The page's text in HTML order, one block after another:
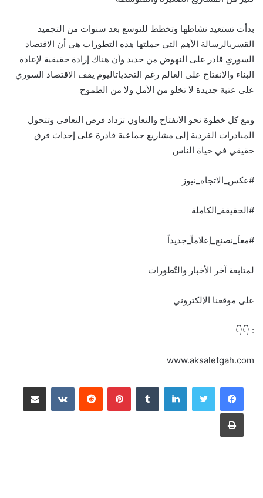
بدأت تستعيد نشاطها وتخطط للتوسع بعد سنوات من التجميد
القسريالرسالة الأهم التي حملتها هذه التطورات هي أن الاقتصاد
السوري قادر على النهوض من جديد وأن هناك إرادة حقيقية لإعادة
البناء والانفتاح على العالم رغم التحدياتاليوم يقف الاقتصاد السوري
على عتبة جديدة لا تخلو من الأمل ولا من الطموح
ومع كل خطوة نحو الانفتاح والتعاون تزداد فرص التعافي وتتحول
المبادرات الفردية إلى مشاريع جماعية قادرة على إحداث فرق
حقيقي في حياة الناس
#عكس_الاتجاه_نيوز
#الحقيقة_الكاملة
#معاَ_نصنع_إعلاماً_جديداً
لمتابعة آخر الأخبار والتّطورات
على موقعنا الإلكتروني
: 👇👇
www.aksaletgah.com
لينكدإن بينتيريست مشاركة عبر البريد
طباعة